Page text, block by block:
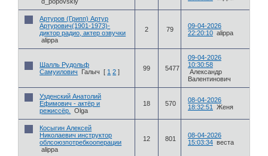
Артуров (Грипп) Артур
Артурович(1901-1973)-
диктор радио, актер озвучки
alippa
2 79
09-04-2026
22:20:10 alippa
Шалль Рудольф
Самуилович
Галыч [ 1 2 ] 99 5477
09-04-2026
10:30:58
Александр
Валентинович
Узденский Анатолий
Ефимович - актёр и
режиссёр.
Olga
18 570
08-04-2026
18:32:51
Женя
Косыгин Алексей
Николаевич инструктор
облсоюзпотребкооперации
alippa
12 801
08-04-2026
15:03:34 веста